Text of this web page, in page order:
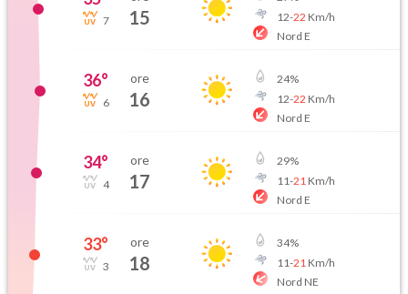
7 15
12-22 Km/h
Nord E
36°
6
ore
16
24%
12-22 Km/h
Nord E
34°
4
ore
17
29%
11-21 Km/h
Nord E
33°
3
ore
18
34%
11-21 Km/h
Nord NE